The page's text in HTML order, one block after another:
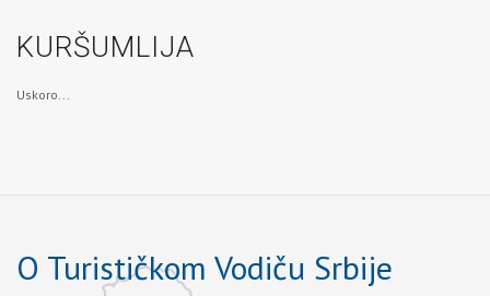
KURŠUMLIJA
Uskoro...
O Turističkom Vodiču Srbije